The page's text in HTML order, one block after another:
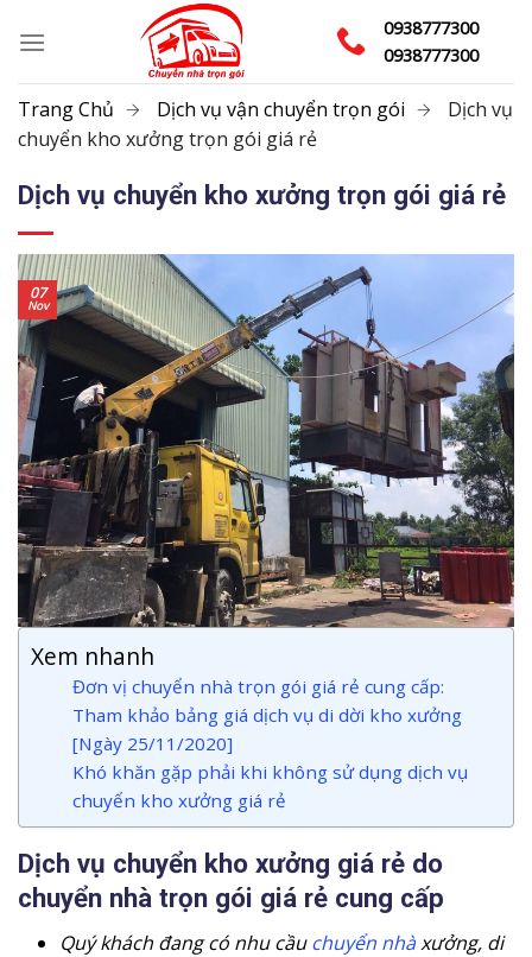
0938777300
0938777300
Trang Chủ Dịch vụ vận chuyển trọn gói
Dịch vụ
chuyển kho xưởng trọn gói giá rẻ
Dịch vụ chuyển kho xưởng trọn gói giá rẻ
07
Nov
Xem nhanh
Đơn vị chuyển nhà trọn gói giá rẻ cung cấp:
Tham khảo bảng giá dịch vụ di dời kho xưởng
[Ngày 25/11/2020]
Khó khăn gặp phải khi không sử dụng dịch vụ
chuyển kho xưởng giá rẻ
Dịch vụ chuyển kho xưởng giá rẻ do
chuyển nhà trọn gói giá rẻ cung cấp
Quý khách đang có nhu cầuchuyển nhàxưởng, di